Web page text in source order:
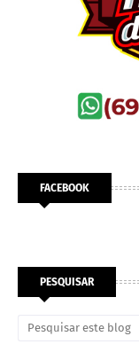
FACEBOOK
PESQUISAR